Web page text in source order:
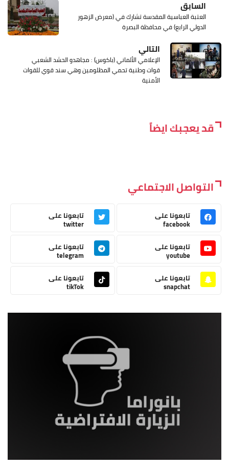
السابق
العتبة العباسية المقدسة تشارك في (معرض الزهور
الدولي الرابع) في محافظة البصرة
التالي
الإعلامي الألماني (باكوس) : مجاهدو الحشد الشعبي
قوات وطنية تحمي المظلومين وهي سند قوي للقوات
الأمنية
قد يعجبك ايضاً
التواصل الاجتماعي
تابعونا على
facebook
تابعونا على
twitter
تابعونا على
youtube
تابعونا على
telegram
تابعونا على
snapchat
تابعونا على
tikTok